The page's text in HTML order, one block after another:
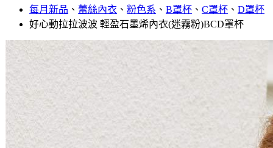
每月新品 、 蕾絲內衣 、 粉色系 、 B罩杯 、 C罩杯 、 D罩杯
好心動拉拉波波 輕盈石墨烯內衣(迷霧粉)BCD罩杯